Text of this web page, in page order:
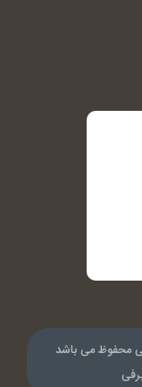
محفوظ می باشد